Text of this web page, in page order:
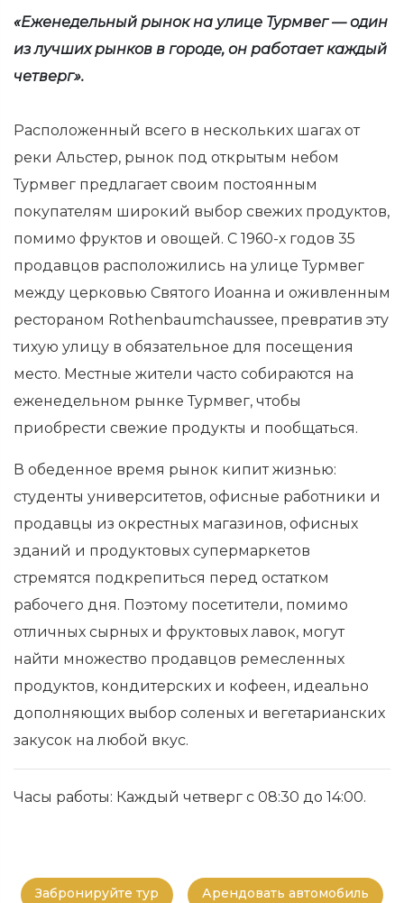
«Еженедельный рынок на улице Турмвег — один
из лучших рынков в городе, он работает каждый
четверг».
Расположенный всего в нескольких шагах от
реки Альстер, рынок под открытым небом
Турмвег предлагает своим постоянным
покупателям широкий выбор свежих продуктов,
помимо фруктов и овощей. С 1960-х годов 35
продавцов расположились на улице Турмвег
между церковью Святого Иоанна и оживленным
рестораном Rothenbaumchaussee, превратив эту
тихую улицу в обязательное для посещения
место. Местные жители часто собираются на
еженедельном рынке Турмвег, чтобы
приобрести свежие продукты и пообщаться.
В обеденное время рынок кипит жизнью:
студенты университетов, офисные работники и
продавцы из окрестных магазинов, офисных
зданий и продуктовых супермаркетов
стремятся подкрепиться перед остатком
рабочего дня. Поэтому посетители, помимо
отличных сырных и фруктовых лавок, могут
найти множество продавцов ремесленных
продуктов, кондитерских и кофеен, идеально
дополняющих выбор соленых и вегетарианских
закусок на любой вкус.
Часы работы: Каждый четверг с 08:30 до 14:00.
Забронируйте тур Арендовать автомобиль